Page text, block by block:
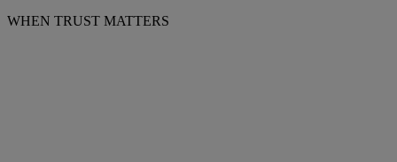
WHEN TRUST MATTERS